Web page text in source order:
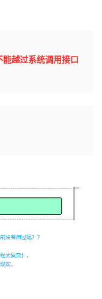
越过系统调用接口